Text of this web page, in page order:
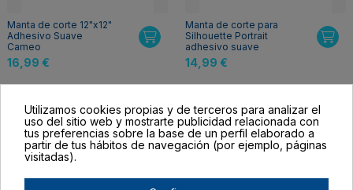
Manta de corte 12"x12"
Adhesivo Suave
Cameo
16,99 €
Manta de corte para
Silhouette Portrait
adhesivo suave
14,99 €
Utilizamos cookies propias y de terceros para analizar el
uso del sitio web y mostrarte publicidad relacionada con
tus preferencias sobre la base de un perfil elaborado a
partir de tus hábitos de navegación (por ejemplo, páginas
visitadas).